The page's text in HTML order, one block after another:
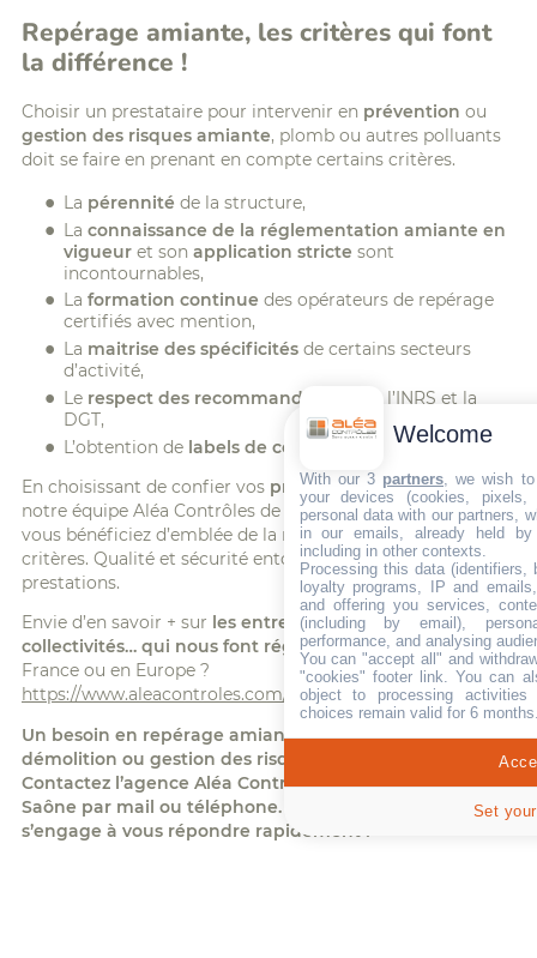
Repérage amiante, les critères qui font
la différence !
Choisir un prestataire pour intervenir en prévention ou
gestion des risques amiante, plomb ou autres polluants
doit se faire en prenant en compte certains critères.
La pérennité de la structure,
La connaissance de la réglementation amiante en
vigueuret son application stricte sont
incontournables,
La formation continue des opérateurs de repérage
certifiés avec mention,
La maitrise des spécificitésde certains secteurs
d’activité,
Le respect des recommandations
de l’INRS et la
DGT,
L’obtention de labels de compétence
En choisissant de confier vos problématiques amianteà
notre équipe Aléa Contrôles de Villefranche sur Saône
vous bénéficiez d’emblée de la maitrise de tous ces
critères. Qualité et sécurité entourent toutes nos
prestations.
Envie d’en savoir + sur les entreprises, industries,
collectivités… qui nous font régulièrement confianceen
France ou en Europe ?
https://www.aleacontroles.com/societe/nos-references
Un besoin en repérage amiante avant travaux ou
démolition ou gestion des risques professionnels ?
Contactez l’agence Aléa Contrôles de Villefranche sur
Saône par mail ou téléphone. Christophe Jacoty
s’engage à vous répondre rapidement !
Welcome
With our 3 partners , we wish
your devices (cookies,
personal data with our partners,
in our emails, already held
including in other contexts.
Processing this data (identifiers,
loyalty programs, IP and
and offering you services,
(including by email),
performance, and analysing
You can "accept all" and
"cookies" footer link . You can
object to processing
choices remain valid for 6
Set